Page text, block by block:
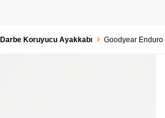
Darbe Koruyucu Ayakkabı Goodyear Enduro